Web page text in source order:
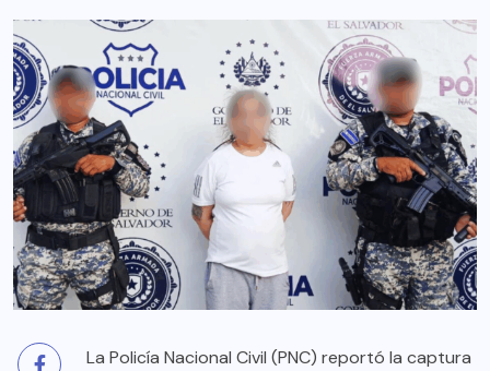
La Policía Nacional Civil (PNC) reportó la captura